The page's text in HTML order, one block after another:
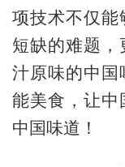
项技术不仅能
短缺的难题
汁原味的中国
能美食，让中
中国味道！